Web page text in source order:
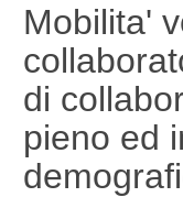
Mobilita'
di
pieno ed